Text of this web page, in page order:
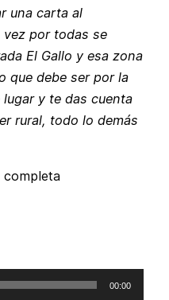
una carta al
vez por todas se
El Gallo y esa zona
que debe ser por la
y te das cuenta
rural, todo lo demás
00:00